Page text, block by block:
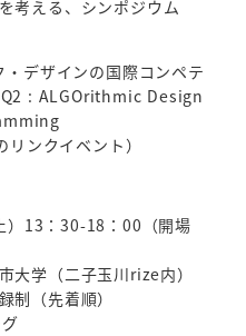
考える、シンポジウム
デザインの国際コンペテ
: ALGOrithmic Design
ンクイベント）
）13：30-18：00（開場
大学（二子玉川rize内）
制（先着順）